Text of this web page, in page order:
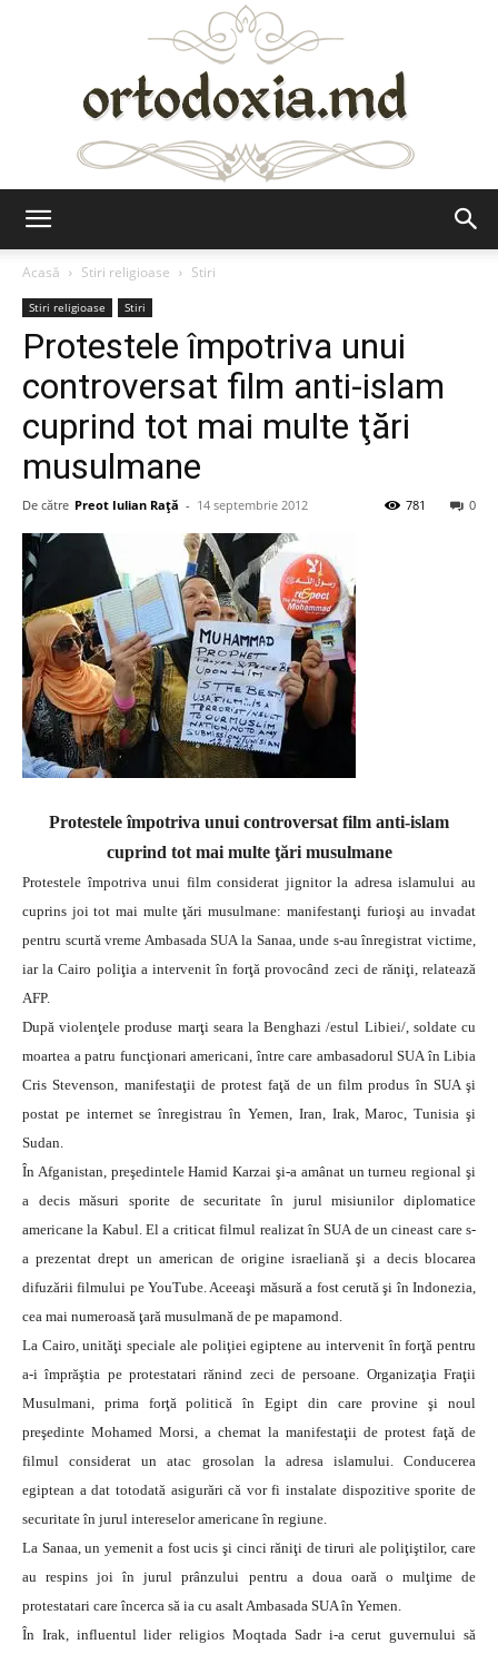
Acasă
Stiri religioase Stiri
Stiri religioase Stiri
Protestele împotriva unui
controversat film anti-islam
cuprind tot mai multe ţări
musulmane
De către Preot Iulian Raţă - 14 septembrie 2012 0
781
Protestele împotriva unui controversat film anti-islam
cuprind tot mai multe ţări musulmane
Protestele împotriva unui film considerat jignitor la adresa islamului au
cuprins joi tot mai multe ţări musulmane: manifestanţi furioşi au invadat
pentru scurtă vreme Ambasada SUA la Sanaa, unde s-au înregistrat victime,
iar la Cairo poliţia a intervenit în forţă provocând zeci de răniţi, relatează
AFP.
După violenţele produse marţi seara la Benghazi /estul Libiei/, soldate cu
moartea a patru funcţionari americani, între care ambasadorul SUA în Libia
Cris Stevenson, manifestaţii de protest faţă de un film produs în SUA şi
postat pe internet se înregistrau în Yemen, Iran, Irak, Maroc, Tunisia şi
Sudan.
În Afganistan, preşedintele Hamid Karzai şi-a amânat un turneu regional şi
a decis măsuri sporite de securitate în jurul misiunilor diplomatice
americane la Kabul. El a criticat filmul realizat în SUA de un cineast care s-
a prezentat drept un american de origine israeliană şi a decis blocarea
difuzării filmului pe YouTube. Aceeaşi măsură a fost cerută şi în Indonezia,
cea mai numeroasă ţară musulmană de pe mapamond.
La Cairo, unităţi speciale ale poliţiei egiptene au intervenit în forţă pentru
a-i împrăştia pe protestatari rănind zeci de persoane. Organizaţia Fraţii
Musulmani, prima forţă politică în Egipt din care provine şi noul
preşedinte Mohamed Morsi, a chemat la manifestaţii de protest faţă de
filmul considerat un atac grosolan la adresa islamului. Conducerea
egiptean a dat totodată asigurări că vor fi instalate dispozitive sporite de
securitate în jurul intereselor americane în regiune.
La Sanaa, un yemenit a fost ucis şi cinci răniţi de tiruri ale poliţiştilor, care
au respins joi în jurul prânzului pentru a doua oară o mulţime de
protestatari care încerca să ia cu asalt Ambasada SUA în Yemen.
În Irak, influentul lider religios Moqtada Sadr i-a cerut guvernului să